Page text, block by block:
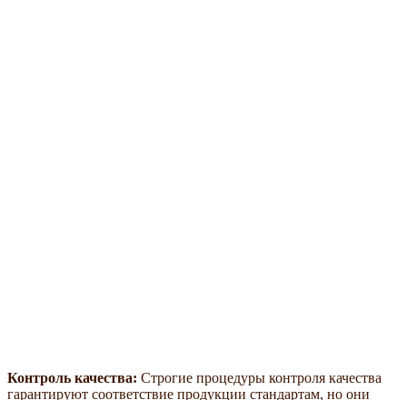
Контроль качества: Строгие процедуры контроля качества
гарантируют соответствие продукции стандартам, но они